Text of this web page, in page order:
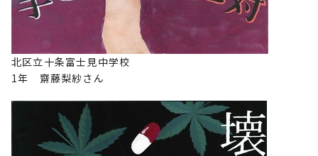
北区立十条富士見中学校
1年 齋藤梨紗さん